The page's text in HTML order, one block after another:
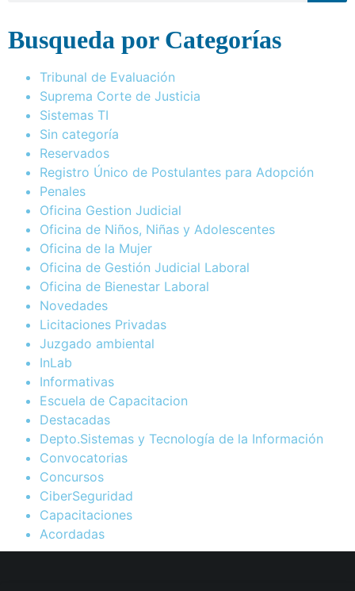
Busqueda por Categorías
Tribunal de Evaluación
Suprema Corte de Justicia
Sistemas TI
Sin categoría
Reservados
Registro Único de Postulantes para Adopción
Penales
Oficina Gestion Judicial
Oficina de Niños, Niñas y Adolescentes
Oficina de la Mujer
Oficina de Gestión Judicial Laboral
Oficina de Bienestar Laboral
Novedades
Licitaciones Privadas
Juzgado ambiental
InLab
Informativas
Escuela de Capacitacion
Destacadas
Depto.Sistemas y Tecnología de la Información
Convocatorias
Concursos
CiberSeguridad
Capacitaciones
Acordadas